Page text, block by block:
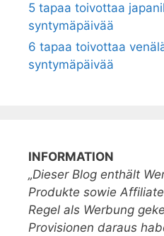
5 tapaa toivottaa
syntymäpäivää
6 tapaa toivottaa
syntymäpäivää
INFORMATION
„Dieser Blog enthält
Produkte sowie
Regel als Werbung
Provisionen daraus